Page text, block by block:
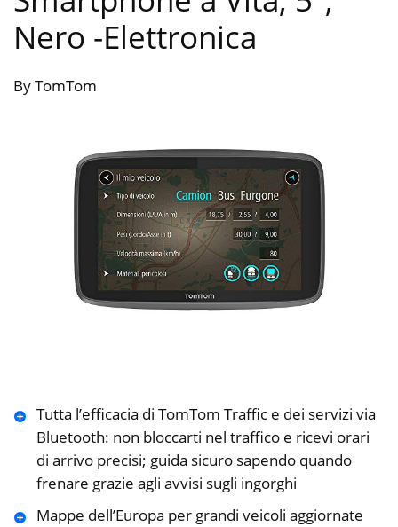
Nero -Elettronica
By TomTom
Tutta l’efficacia di TomTom Traffic e dei servizi via
Bluetooth: non bloccarti nel traffico e ricevi orari
di arrivo precisi; guida sicuro sapendo quando
frenare grazie agli avvisi sugli ingorghi
Mappe dell’Europa per grandi veicoli aggiornate